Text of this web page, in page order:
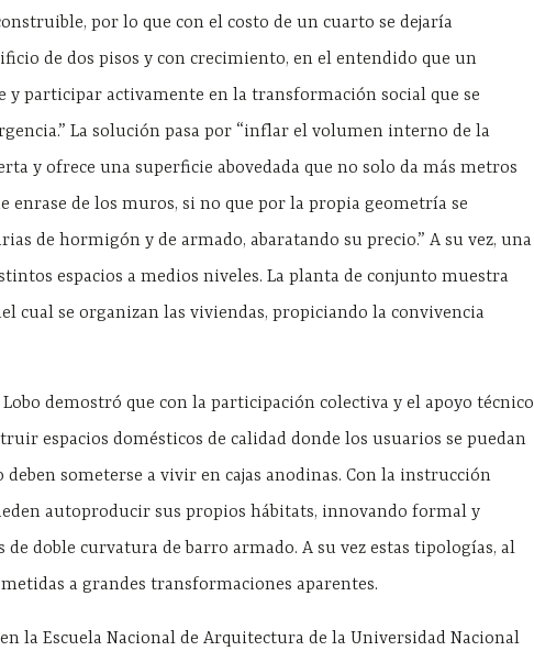
por lo que con el costo de un cuarto se dejaría
de dos pisos y con crecimiento, en el entendido que un
y participar activamente en la transformación social que se
La solución pasa por “inflar el volumen interno de la
y ofrece una superficie abovedada que no solo da más metros
enrase de los muros, si no que por la propia geometría se
de hormigón y de armado, abaratando su precio.” A su vez, una
espacios a medios niveles. La planta de conjunto muestra
cual se organizan las viviendas, propiciando la convivencia
Lobo demostró que con la participación colectiva y el apoyo técnico
espacios domésticos de calidad donde los usuarios se puedan
someterse a vivir en cajas anodinas. Con la instrucción
autoproducir sus propios hábitats, innovando formal y
doble curvatura de barro armado. A su vez estas tipologías, al
a grandes transformaciones aparentes.
la Escuela Nacional de Arquitectura de la Universidad Nacional